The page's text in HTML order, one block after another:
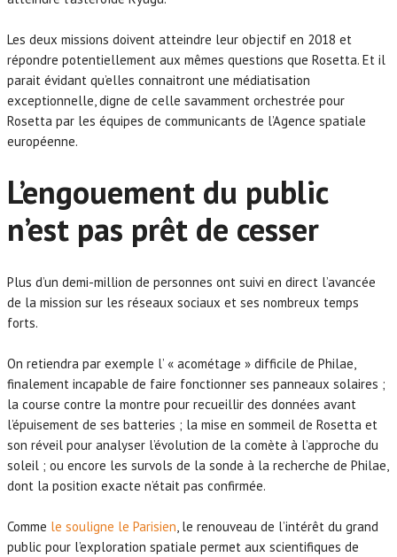
Les deux missions doivent atteindre leur objectif en 2018 et
répondre potentiellement aux mêmes questions que Rosetta. Et il
parait évidant qu’elles connaitront une médiatisation
exceptionnelle, digne de celle savamment orchestrée pour
Rosetta par les équipes de communicants de l’Agence spatiale
européenne.
L’engouement du public
n’est pas prêt de cesser
Plus d’un demi-million de personnes ont suivi en direct l’avancée
de la mission sur les réseaux sociaux et ses nombreux temps
forts.
On retiendra par exemple l’ « acométage » difficile de Philae,
finalement incapable de faire fonctionner ses panneaux solaires ;
la course contre la montre pour recueillir des données avant
l’épuisement de ses batteries ; la mise en sommeil de Rosetta et
son réveil pour analyser l’évolution de la comète à l’approche du
soleil ; ou encore les survols de la sonde à la recherche de Philae,
dont la position exacte n’était pas confirmée.
Comme le souligne le Parisien, le renouveau de l’intérêt du grand
public pour l’exploration spatiale permet aux scientifiques de